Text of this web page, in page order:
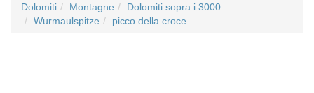
Dolomiti Montagne
Dolomiti sopra i 3000
Wurmaulspitze
picco della croce